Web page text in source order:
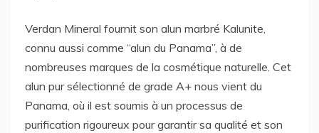
Verdan Mineral fournit son alun marbré Kalunite,
connu aussi comme “alun du Panama”, à de
nombreuses marques de la cosmétique naturelle. Cet
alun pur sélectionné de grade A+ nous vient du
Panama, où il est soumis à un processus de
purification rigoureux pour garantir sa qualité et son